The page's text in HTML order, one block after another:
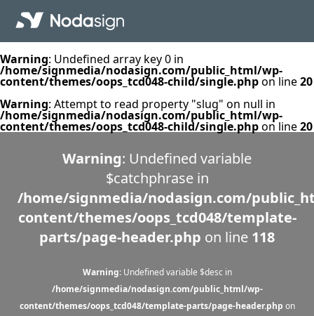
Warning: Undefined array key 0 in
/home/signmedia/nodasign.com/public_html/wp-
content/themes/oops_tcd048-child/single.phpon line20
Warning: Attempt to read property "slug" on null in
/home/signmedia/nodasign.com/public_html/wp-
content/themes/oops_tcd048-child/single.phpon line20
Warning: Undefined variable
$catchphrase in
/home/signmedia/nodasign.com/
content/themes/oops_tcd048/template-
parts/page-header.php on line 118
Warning: Undefined variable $desc in
/home/signmedia/nodasign.com/public_html/wp-
content/themes/oops_tcd048/template-parts/page-header.php on